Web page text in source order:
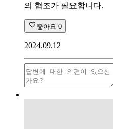
의 협조가 필요합니다.
좋아요 0
2024.09.12